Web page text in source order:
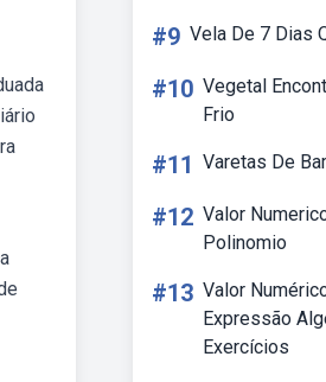
#9 Vela De 7 Dias
#10 Vegetal
Frio
#11 Varetas De
#12 Valor
Polinomio
#13 Valor
Expressão
Exercícios